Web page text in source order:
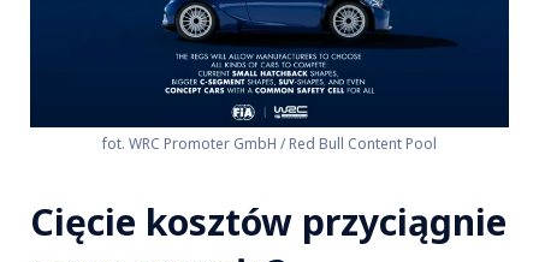
fot. WRC Promoter GmbH / Red Bull Content Pool
Cięcie kosztów przyciągnie